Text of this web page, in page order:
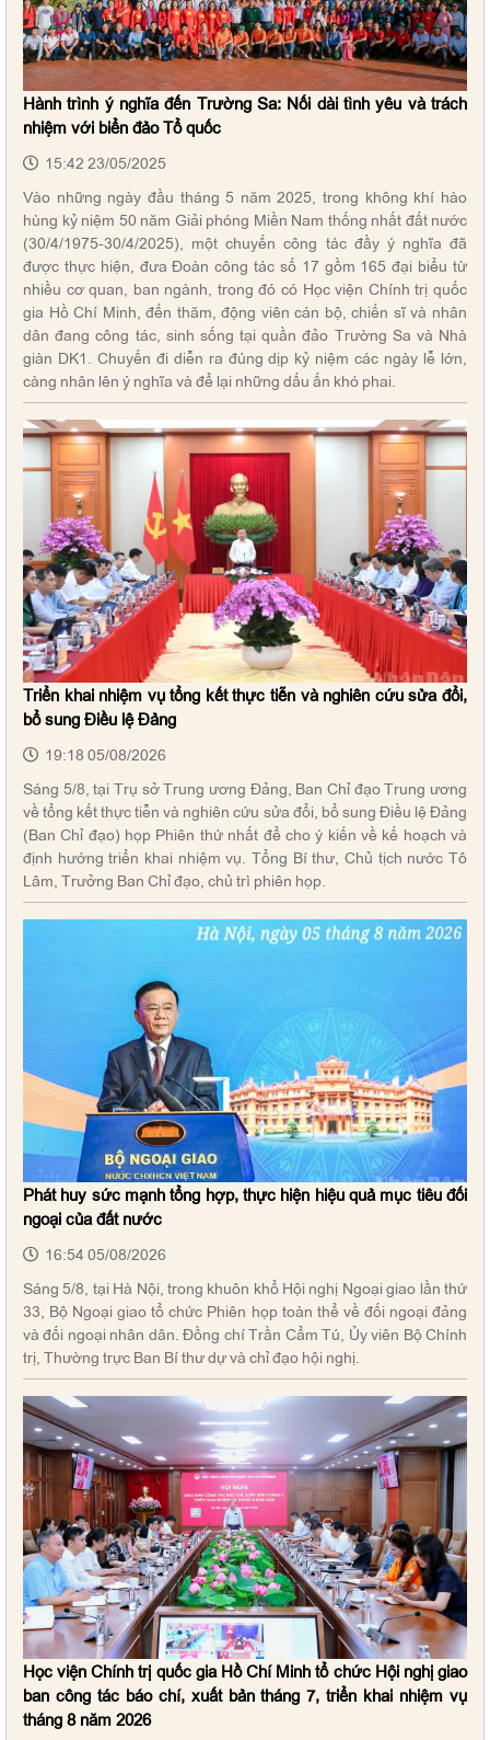
Hành trình ý nghĩa đến Trường Sa: Nối dài tình yêu và trách
nhiệm với biển đảo Tổ quốc
15:42 23/05/2025
Vào những ngày đầu tháng 5 năm 2025, trong không khí hào
hùng kỷ niệm 50 năm Giải phóng Miền Nam thống nhất đất nước
(30/4/1975-30/4/2025), một chuyến công tác đầy ý nghĩa đã
được thực hiện, đưa Đoàn công tác số 17 gồm 165 đại biểu từ
nhiều cơ quan, ban ngành, trong đó có Học viện Chính trị quốc
gia Hồ Chí Minh, đến thăm, động viên cán bộ, chiến sĩ và nhân
dân đang công tác, sinh sống tại quần đảo Trường Sa và Nhà
giàn DK1. Chuyến đi diễn ra đúng dịp kỷ niệm các ngày lễ lớn,
càng nhân lên ý nghĩa và để lại những dấu ấn khó phai.
Triển khai nhiệm vụ tổng kết thực tiễn và nghiên cứu sửa đổi,
bổ sung Điều lệ Đảng
19:18 05/08/2026
Sáng 5/8, tại Trụ sở Trung ương Đảng, Ban Chỉ đạo Trung ương
về tổng kết thực tiễn và nghiên cứu sửa đổi, bổ sung Điều lệ Đảng
(Ban Chỉ đạo) họp Phiên thứ nhất để cho ý kiến về kế hoạch và
định hướng triển khai nhiệm vụ. Tổng Bí thư, Chủ tịch nước Tô
Lâm, Trưởng Ban Chỉ đạo, chủ trì phiên họp.
Phát huy sức mạnh tổng hợp, thực hiện hiệu quả mục tiêu đối
ngoại của đất nước
16:54 05/08/2026
Sáng 5/8, tại Hà Nội, trong khuôn khổ Hội nghị Ngoại giao lần thứ
33, Bộ Ngoại giao tổ chức Phiên họp toàn thể về đối ngoại đảng
và đối ngoại nhân dân. Đồng chí Trần Cẩm Tú, Ủy viên Bộ Chính
trị, Thường trực Ban Bí thư dự và chỉ đạo hội nghị.
Học viện Chính trị quốc gia Hồ Chí Minh tổ chức Hội nghị giao
ban công tác báo chí, xuất bản tháng 7, triển khai nhiệm vụ
tháng 8 năm 2026